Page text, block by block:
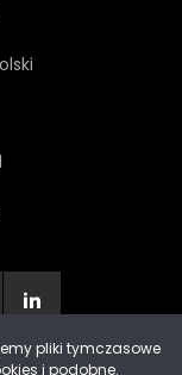
pliki tymczasowe
i podobne.